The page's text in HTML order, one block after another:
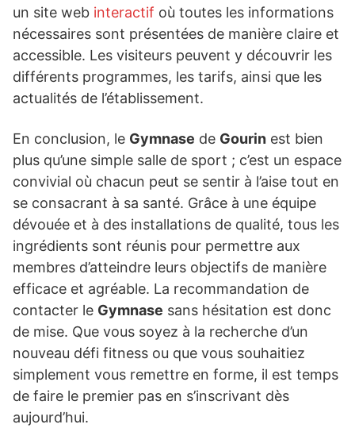
un site web interactif où toutes les informations
nécessaires sont présentées de manière claire et
accessible. Les visiteurs peuvent y découvrir les
différents programmes, les tarifs, ainsi que les
actualités de l’établissement.
En conclusion, le Gymnase de Gourin est bien
plus qu’une simple salle de sport ; c’est un espace
convivial où chacun peut se sentir à l’aise tout en
se consacrant à sa santé. Grâce à une équipe
dévouée et à des installations de qualité, tous les
ingrédients sont réunis pour permettre aux
membres d’atteindre leurs objectifs de manière
efficace et agréable. La recommandation de
contacter le Gymnase sans hésitation est donc
de mise. Que vous soyez à la recherche d’un
nouveau défi fitness ou que vous souhaitiez
simplement vous remettre en forme, il est temps
de faire le premier pas en s’inscrivant dès
aujourd’hui.